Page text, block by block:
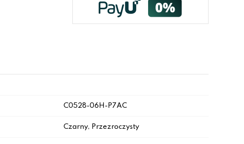
C0528-06H-P7AC
Czarny, Przezroczysty